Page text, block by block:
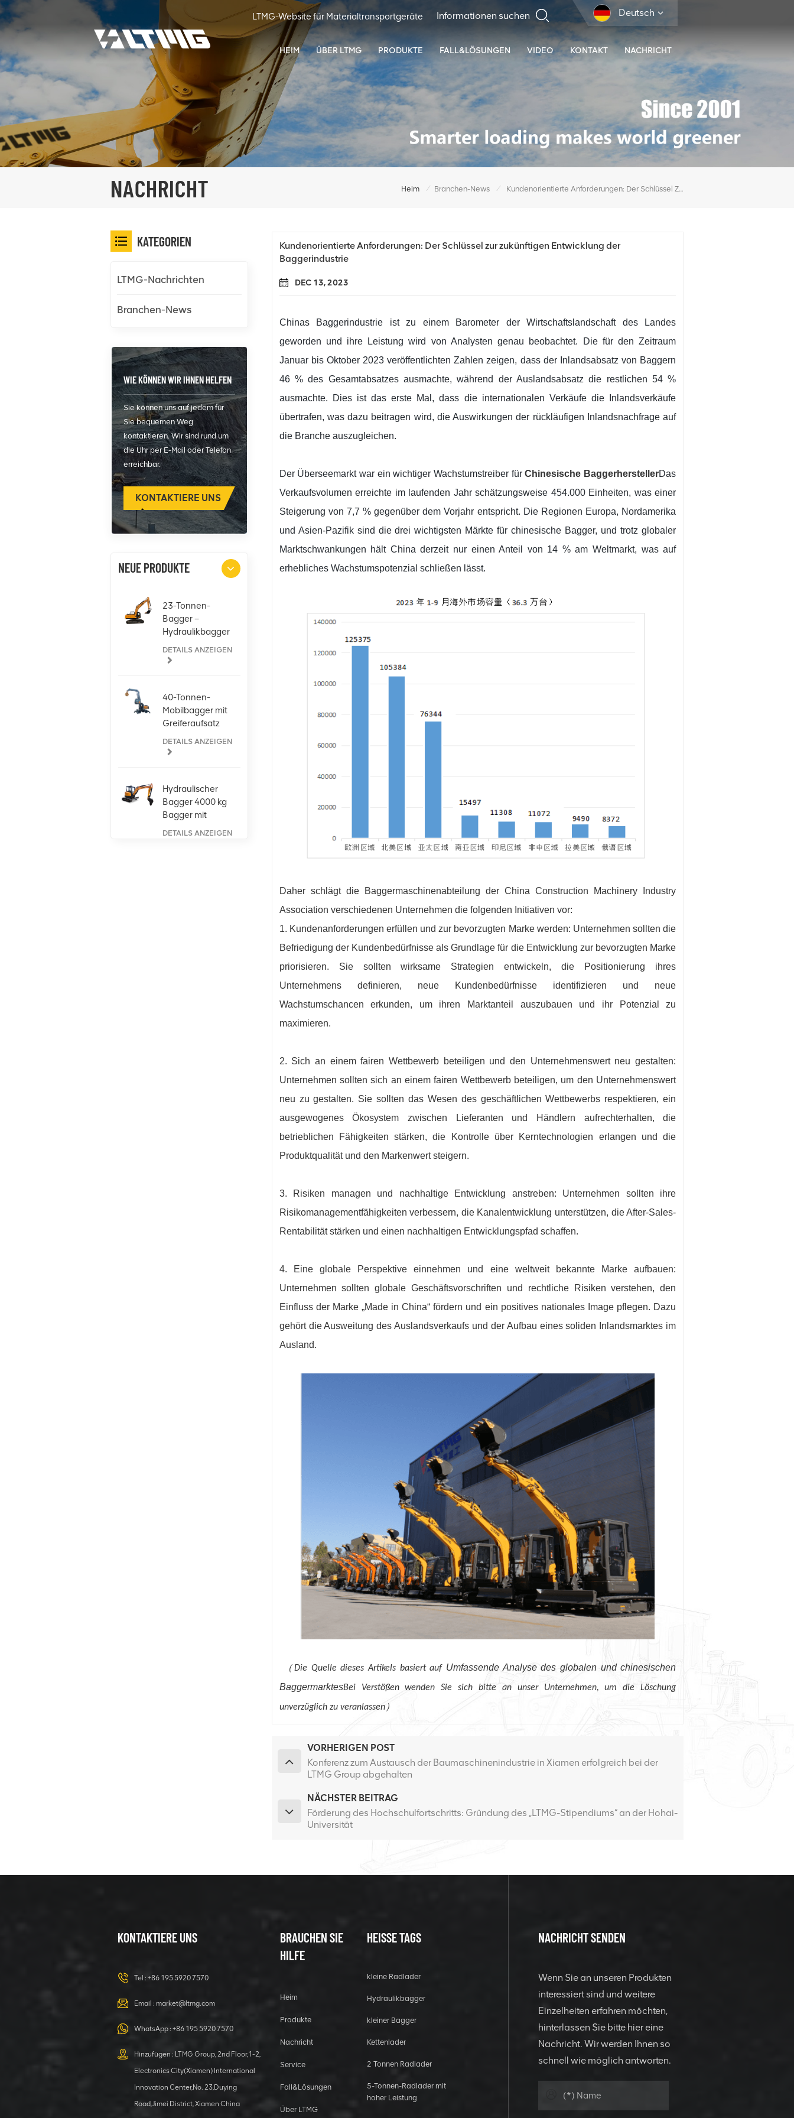
Deutsch
LTMG-Website für Materialtransportgeräte
HEIM ÜBER LTMG PRODUKTE FALL&LÖSUNGEN VIDEO KONTAKT NACHRICHT
NACHRICHT Heim / Branchen-News / Kundenorientierte Anforderungen: Der Schlüssel Zur Zukünftigen Entwicklung Der Baggerindustrie
Kundenorientierte Anforderungen: Der Schlüssel zur zukünftigen Entwicklung der
Baggerindustrie
DEC 13, 2023
Chinas Baggerindustrie ist zu einem Barometer der Wirtschaftslandschaft des Landes
geworden und ihre Leistung wird von Analysten genau beobachtet. Die für den Zeitraum
Januar bis Oktober 2023 veröffentlichten Zahlen zeigen, dass der Inlandsabsatz von Baggern
46 % des Gesamtabsatzes ausmachte, während der Auslandsabsatz die restlichen 54 %
ausmachte. Dies ist das erste Mal, dass die internationalen Verkäufe die Inlandsverkäufe
übertrafen, was dazu beitragen wird, die Auswirkungen der rückläufigen Inlandsnachfrage auf
die Branche auszugleichen.
Der Überseemarkt war ein wichtiger Wachstumstreiber fürChinesische BaggerherstellerDas
Verkaufsvolumen erreichte im laufenden Jahr schätzungsweise 454.000 Einheiten, was einer
Steigerung von 7,7 % gegenüber dem Vorjahr entspricht. Die Regionen Europa, Nordamerika
und Asien-Pazifik sind die drei wichtigsten Märkte für chinesische Bagger, und trotz globaler
Marktschwankungen hält China derzeit nur einen Anteil von 14 % am Weltmarkt, was auf
erhebliches Wachstumspotenzial schließen lässt.
Daher schlägt die Baggermaschinenabteilung der China Construction Machinery Industry
Association verschiedenen Unternehmen die folgenden Initiativen vor:
1. Kundenanforderungen erfüllen und zur bevorzugten Marke werden: Unternehmen sollten die
Befriedigung der Kundenbedürfnisse als Grundlage für die Entwicklung zur bevorzugten Marke
priorisieren. Sie sollten wirksame Strategien entwickeln, die Positionierung ihres
Unternehmens definieren, neue Kundenbedürfnisse identifizieren und neue
Wachstumschancen erkunden, um ihren Marktanteil auszubauen und ihr Potenzial zu
maximieren.
2. Sich an einem fairen Wettbewerb beteiligen und den Unternehmenswert neu gestalten:
Unternehmen sollten sich an einem fairen Wettbewerb beteiligen, um den Unternehmenswert
neu zu gestalten. Sie sollten das Wesen des geschäftlichen Wettbewerbs respektieren, ein
ausgewogenes Ökosystem zwischen Lieferanten und Händlern aufrechterhalten, die
betrieblichen Fähigkeiten stärken, die Kontrolle über Kerntechnologien erlangen und die
Produktqualität und den Markenwert steigern.
3. Risiken managen und nachhaltige Entwicklung anstreben: Unternehmen sollten ihre
Risikomanagementfähigkeiten verbessern, die Kanalentwicklung unterstützen, die After-Sales-
Rentabilität stärken und einen nachhaltigen Entwicklungspfad schaffen.
4. Eine globale Perspektive einnehmen und eine weltweit bekannte Marke aufbauen:
Unternehmen sollten globale Geschäftsvorschriften und rechtliche Risiken verstehen, den
Einfluss der Marke „Made in China“ fördern und ein positives nationales Image pflegen. Dazu
gehört die Ausweitung des Auslandsverkaufs und der Aufbau eines soliden Inlandsmarktes im
Ausland.
（Die Quelle dieses Artikels basiert auf Umfassende Analyse des globalen und chinesischen
BaggermarktesBei Verstößen wenden Sie sich bitte an unser Unternehmen, um die Löschung
unverzüglich zu veranlassen）
VORHERIGEN POST
Konferenz zum Austausch der Baumaschinenindustrie in Xiamen erfolgreich bei der
LTMG Group abgehalten
NÄCHSTER BEITRAG
Förderung des Hochschulfortschritts: Gründung des „LTMG-Stipendiums“ an der Hohai-
Universität
KATEGORIEN
LTMG-Nachrichten
Branchen-News
WIE KÖNNEN WIR IHNEN HELFEN
Sie können uns auf jedem für
Sie bequemen Weg
kontaktieren. Wir sind rund um
die Uhr per E-Mail oder Telefon
erreichbar.
KONTAKTIERE UNS
NEUE PRODUKTE
23-Tonnen-
Bagger –
Hydraulikbagger
für jede
Aufgabe
DETAILS ANZEIGEN
40-Tonnen-
Mobilbagger mit
Greiferaufsatz
DETAILS ANZEIGEN
Hydraulischer
Bagger 4000 kg
Bagger mit
Kubota-Motor
DETAILS ANZEIGEN
KONTAKTIERE UNS
Tel : +86 195 5920 7570
Email : market@ltmg.com
WhatsApp : +86 195 5920 7570
Hinzufügen : LTMG Group, 2nd Floor,1-2,
Electronics City(Xiamen) International
Innovation Center,No. 23,Duying
Road,Jimei District, Xiamen China
BRAUCHEN SIE
HILFE
Heim
Produkte
Nachricht
Service
Fall&Lösungen
Über LTMG
HEISSE TAGS
kleine Radlader
Hydraulikbagger
kleiner Bagger
Kettenlader
2 Tonnen Radlader
5-Tonnen-Radlader mit
hoher Leistung
NACHRICHT SENDEN
Wenn Sie an unseren Produkten
interessiert sind und weitere
Einzelheiten erfahren möchten,
hinterlassen Sie bitte hier eine
Nachricht. Wir werden Ihnen so
schnell wie möglich antworten.